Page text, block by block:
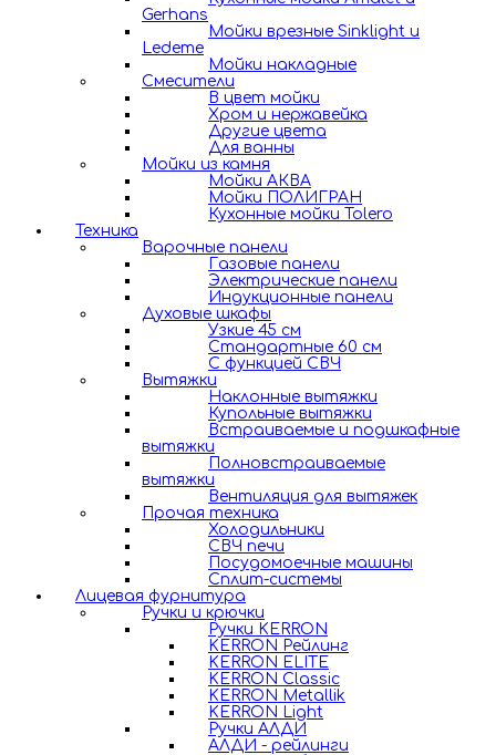
Gerhans
Мойки врезные Sinklight и
Ledeme
Мойки накладные
Смесители
В цвет мойки
Хром и нержавейка
Другие цвета
Для ванны
Мойки из камня
Мойки АКВА
Мойки ПОЛИГРАН
Кухонные мойки Tolero
Техника
Варочные панели
Газовые панели
Электрические панели
Индукционные панели
Духовые шкафы
Узкие 45 см
Стандартные 60 см
С функцией СВЧ
Вытяжки
Наклонные вытяжки
Купольные вытяжки
Встраиваемые и подшкафные
вытяжки
Полновстраиваемые
вытяжки
Вентиляция для вытяжек
Прочая техника
Холодильники
СВЧ печи
Посудомоечные машины
Сплит-системы
Лицевая фурнитура
Ручки и крючки
Ручки KERRON
KERRON Рейлинг
KERRON ELITE
KERRON Classic
KERRON Metallik
KERRON Light
Ручки АЛДИ
АЛДИ - рейлинги